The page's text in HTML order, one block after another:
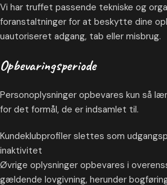
Vi har truffet passende tekniske og
foranstaltninger for at beskytte dine
uautoriseret adgang, tab eller misbrug.
Opbevaringsperiode
Personoplysninger opbevares kun så
for det formål, de er indsamlet til.
Kundeklubprofiler slettes som
inaktivitet
Øvrige oplysninger opbevares i
gældende lovgivning, herunder